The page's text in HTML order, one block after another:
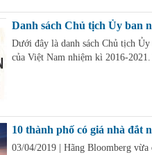
Danh sách Chủ tịch Ủy ban
Dưới đây là danh sách Chủ tịch
của Việt Nam nhiệm kì 2016-
10 thành phố có giá nhà đắt
03/04/2019 | Hãng Bloomberg vừa